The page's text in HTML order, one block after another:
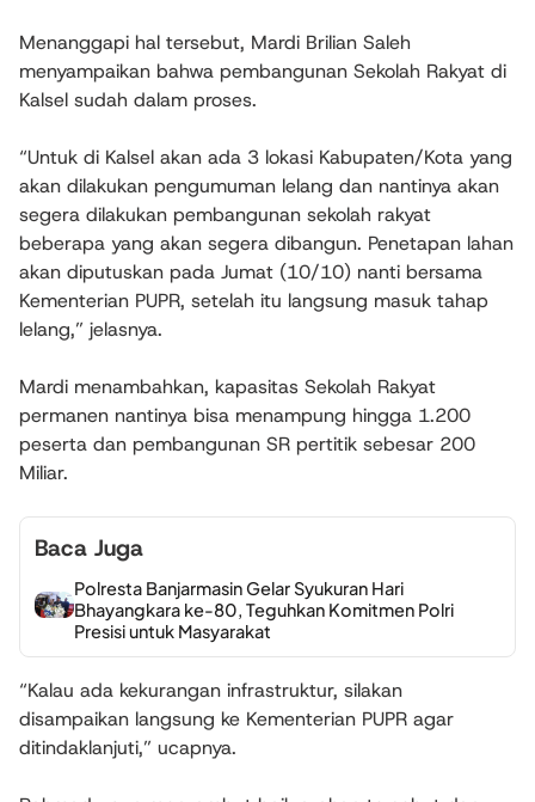
Menanggapi hal tersebut, Mardi Brilian Saleh
menyampaikan bahwa pembangunan Sekolah Rakyat di
Kalsel sudah dalam proses.
“Untuk di Kalsel akan ada 3 lokasi Kabupaten/Kota yang
akan dilakukan pengumuman lelang dan nantinya akan
segera dilakukan pembangunan sekolah rakyat
beberapa yang akan segera dibangun. Penetapan lahan
akan diputuskan pada Jumat (10/10) nanti bersama
Kementerian PUPR, setelah itu langsung masuk tahap
lelang,” jelasnya.
Mardi menambahkan, kapasitas Sekolah Rakyat
permanen nantinya bisa menampung hingga 1.200
peserta dan pembangunan SR pertitik sebesar 200
Miliar.
Baca Juga
Polresta Banjarmasin Gelar Syukuran Hari
Bhayangkara ke-80, Teguhkan Komitmen Polri
Presisi untuk Masyarakat
“Kalau ada kekurangan infrastruktur, silakan
disampaikan langsung ke Kementerian PUPR agar
ditindaklanjuti,” ucapnya.